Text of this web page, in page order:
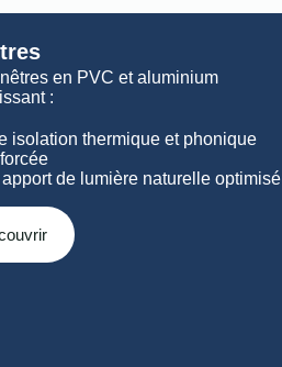
en PVC et aluminium
:
isolation thermique et phonique
de lumière naturelle optimisé